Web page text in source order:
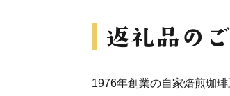
1976年創業の自家焙煎珈